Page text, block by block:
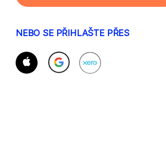
NEBO SE PŘIHLAŠTE PŘES